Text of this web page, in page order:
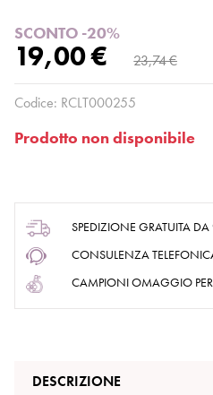
SCONTO -20%
19,00 € 23,74 €
Codice: RCLT000255
Prodotto non disponibile
SPEDIZIONE GRATUITA
CONSULENZA
CAMPIONI OMAGGIO
DESCRIZIONE